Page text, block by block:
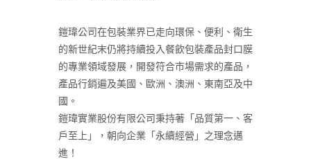
鎧瑋公司在包裝業界已走向環保、便利、衛生
的新世紀末仍將持續投入餐飲包裝產品封口膜
的專業領域發展，開發符合市場需求的產品，
產品行銷遍及美國、歐洲、澳洲、東南亞及中
國。
鎧瑋實業股份有限公司秉持著「品質第一、客
戶至上」，朝向企業「永續經營」之理念邁
進！